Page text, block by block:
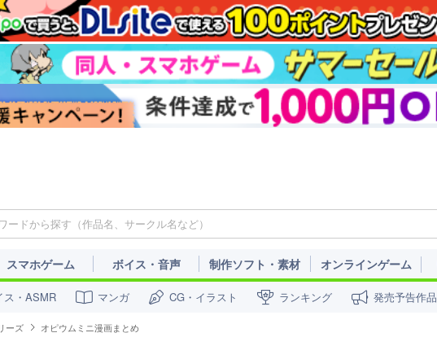
スマホゲーム ボイス・音声 制作ソフト・素材 オンラインゲーム
ス・ASMR マンガ CG・イラスト ランキング 発売予告作品
ーズ オピウムミニ漫画まとめ